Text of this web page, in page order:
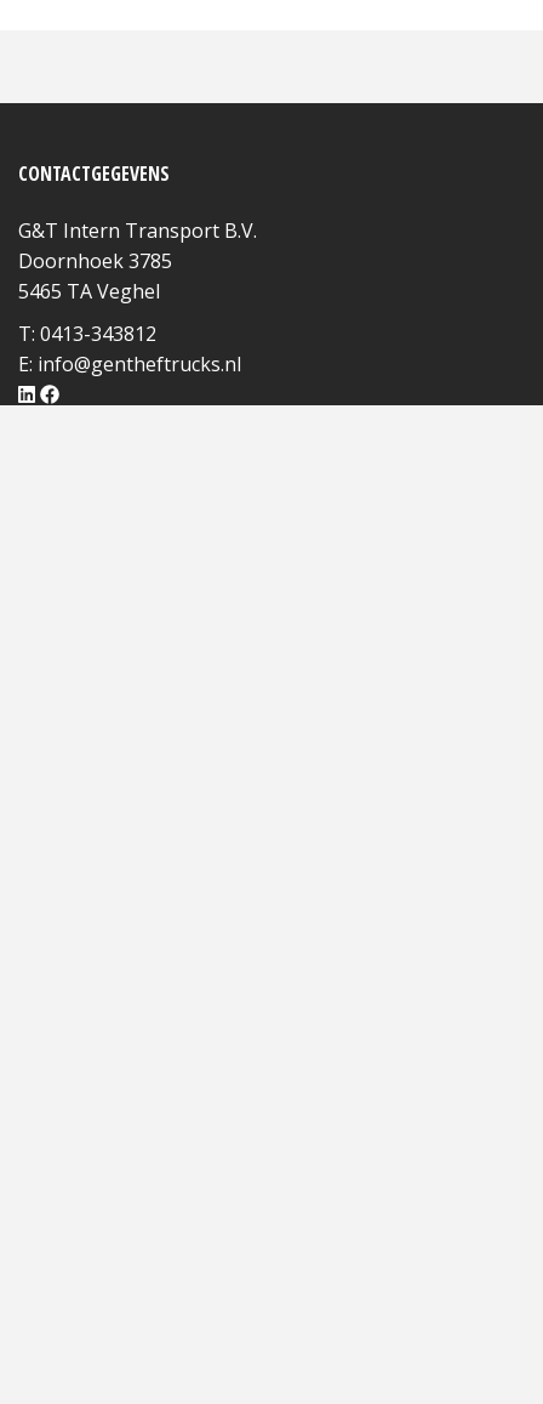
CONTACTGEGEVENS
G&T Intern Transport B.V.
Doornhoek 3785
5465 TA Veghel
T: 0413-343812
E: info@gentheftrucks.nl